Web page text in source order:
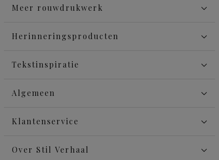
Meer rouwdrukwerk
Herinneringsproducten
Tekstinspiratie
Algemeen
Klantenservice
Over Stil Verhaal